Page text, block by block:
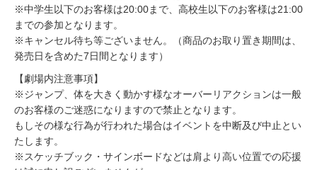
※中学生以下のお客様は20:00まで、高校生以下のお客様は21:00
までの参加となります。
※キャンセル待ち等ございません。（商品のお取り置き期間は、
発売日を含めた7日間となります）
【劇場内注意事項】
※ジャンプ、体を大きく動かす様なオーバーリアクションは一般
のお客様のご迷惑になりますので禁止となります。
もしその様な行為が行われた場合はイベントを中断及び中止とい
たします。
※スケッチブック・サインボードなどは肩より高い位置での応援